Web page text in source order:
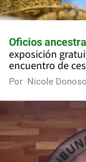
Oficios
exposición
encuentro de
Por Nicole Donoso